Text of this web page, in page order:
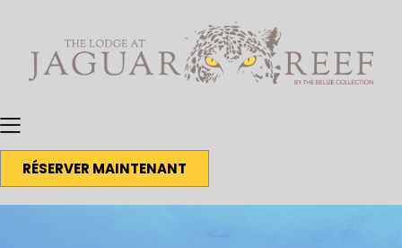
RÉSERVER MAINTENANT